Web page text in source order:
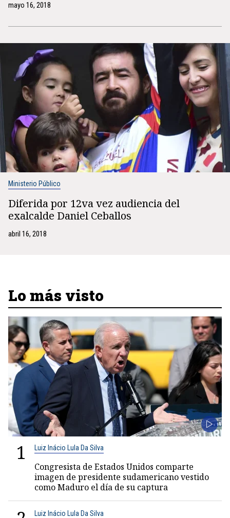
mayo 16, 2018
Ministerio Público
Diferida por 12va vez audiencia del
exalcalde Daniel Ceballos
abril 16, 2018
Lo más visto
1 Luiz Inácio Lula Da Silva
Congresista de Estados Unidos comparte
imagen de presidente sudamericano vestido
como Maduro el día de su captura
Luiz Inácio Lula Da Silva